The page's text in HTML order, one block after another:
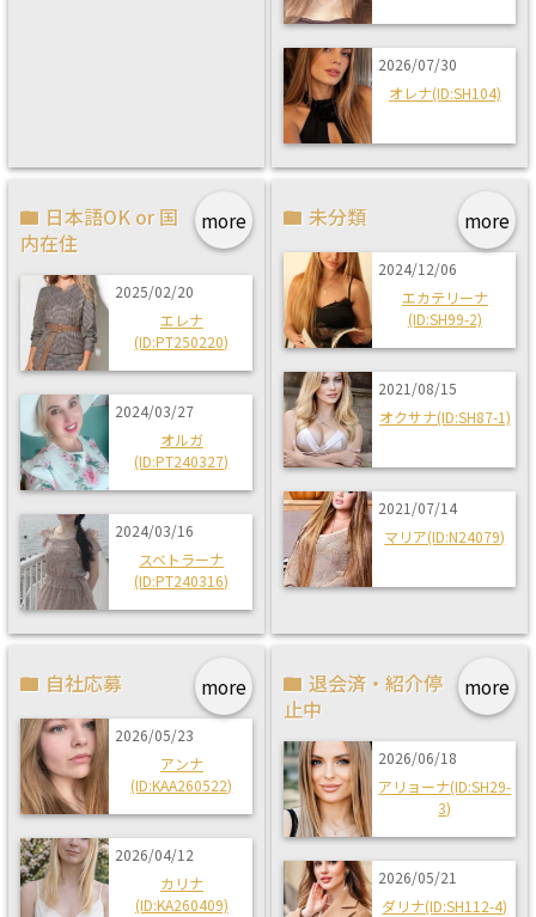
2026/07/30
オレナ(ID:SH104)
more
日本語OK or 国
内在住
2025/02/20
エレナ
(ID:PT250220)
2024/03/27
オルガ
(ID:PT240327)
2024/03/16
スベトラーナ
(ID:PT240316)
more
未分類
2024/12/06
エカテリーナ
(ID:SH99-2)
2021/08/15
オクサナ(ID:SH87-1)
2021/07/14
マリア(ID:N24079)
more
自社応募
2026/05/23
アンナ
(ID:KAA260522)
2026/04/12
カリナ
(ID:KA260409)
more
退会済・紹介停
止中
2026/06/18
アリョーナ(ID:SH29-
3)
2026/05/21
ダリナ(ID:SH112-4)